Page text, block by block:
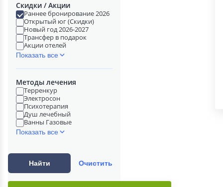
Скидки / Акции
Раннее бронирование 2026
Открытый юг (Скидки)
Новый год 2026-2027
Трансфер в подарок
Акции отелей
Показать все
Методы лечения
Терренкур
Электросон
Психотерапия
Душ лечебный
Ванны Газовые
Показать все
Найти Очистить